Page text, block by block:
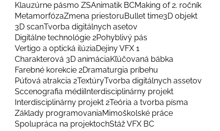
Klauzúrne pásmo ZSAnimatik BCMaking of 2. ročník
MetamorfózaZmena priestoruBullet time3D objekt
3D scanTvorba digitálnych asetov
Digitálne technológie 2Pohyblivý pás
Vertigo a optická ilúziaDejiny VFX 1
Charakterová 3D animáciaKľúčovaná bábka
Farebné korekcie 2Dramaturgia príbehu
Púťová atrakcia 2TextúryTvorba digitálnych assetov
Sccenografia médiíInterdisciplinárny projekt
Interdisciplinárny projekt 2Teória a tvorba písma
Základy programovaniaMimoškolské práce
Spolupráca na projektochStáž VFX BC